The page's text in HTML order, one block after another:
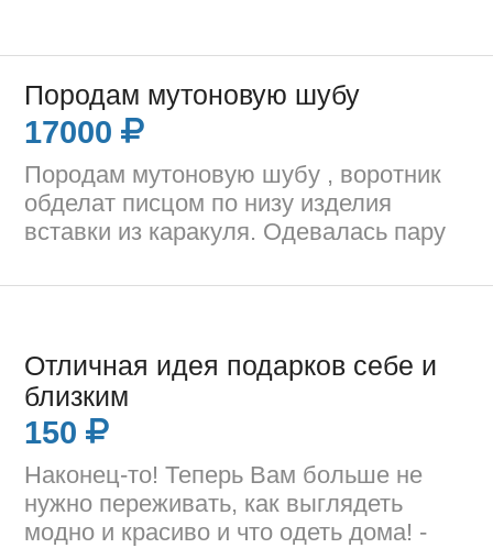
Породам мутоновую шубу
17000
Породам мутоновую шубу , воротник
обделат писцом по низу изделия
вставки из каракуля. Одевалась пару
Отличная идея подарков себе и
близким
150
Наконец-то! Теперь Вам больше не
нужно переживать, как выглядеть
модно и красиво и что одеть дома! -